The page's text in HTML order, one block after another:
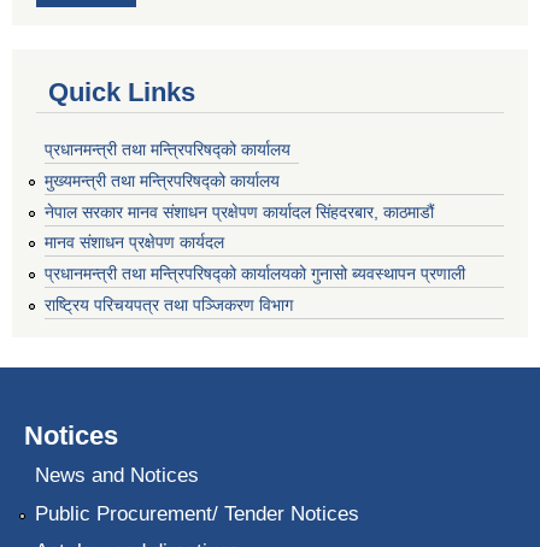
Quick Links
प्रधानमन्त्री तथा मन्त्रिपरिषद्को कार्यालय
मुख्यमन्त्री तथा मन्त्रिपरिषद्को कार्यालय
नेपाल सरकार मानव संशाधन प्रक्षेपण कार्यादल सिंहदरबार, काठमाडौं
मानव संशाधन प्रक्षेपण कार्यदल
प्रधानमन्त्री तथा मन्त्रिपरिषद्को कार्यालयको गुनासो ब्यवस्थापन प्रणाली
राष्ट्रिय परिचयपत्र तथा पञ्जिकरण विभाग
Notices
News and Notices
Public Procurement/ Tender Notices